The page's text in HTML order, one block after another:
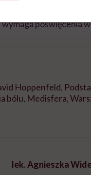
poświęcenia
Hoppenfeld,
bólu, Medisfera,
lek. Agnieszka